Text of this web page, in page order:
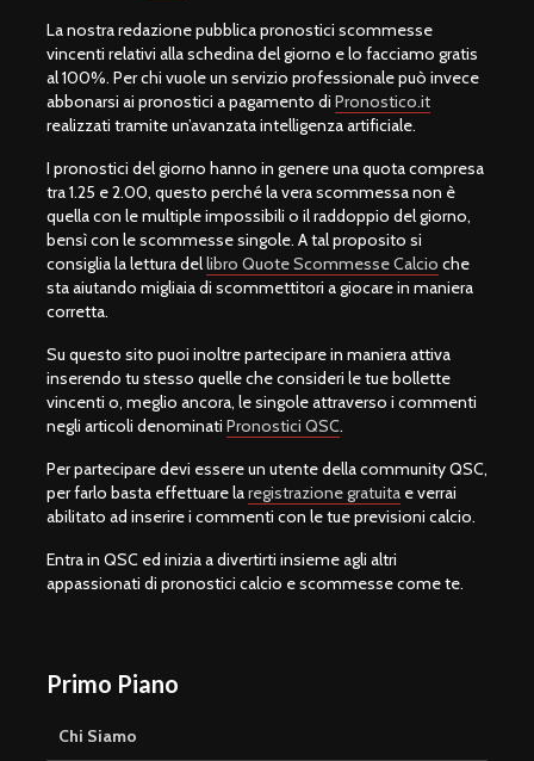
La nostra redazione pubblica pronostici scommesse
vincenti relativi alla schedina del giorno e lo facciamo gratis
al 100%. Per chi vuole un servizio professionale può invece
abbonarsi ai pronostici a pagamento di Pronostico.it
realizzati tramite un’avanzata intelligenza artificiale.
I pronostici del giorno hanno in genere una quota compresa
tra 1.25 e 2.00, questo perché la vera scommessa non è
quella con le multiple impossibili o il raddoppio del giorno,
bensì con le scommesse singole. A tal proposito si
consiglia la lettura dellibro Quote Scommesse Calcio che
sta aiutando migliaia di scommettitori a giocare in maniera
corretta.
Su questo sito puoi inoltre partecipare in maniera attiva
inserendo tu stesso quelle che consideri le tue bollette
vincenti o, meglio ancora, le singole attraverso i commenti
negli articoli denominati Pronostici QSC.
Per partecipare devi essere un utente della community QSC,
per farlo basta effettuare laregistrazione gratuita e verrai
abilitato ad inserire i commenti con le tue previsioni calcio.
Entra in QSC ed inizia a divertirti insieme agli altri
appassionati di pronostici calcio e scommesse come te.
Primo Piano
Chi Siamo